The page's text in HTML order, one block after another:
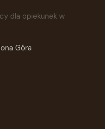
dla opiekunek w
Góra